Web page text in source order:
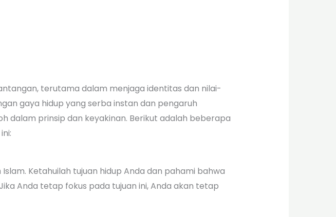
terutama dalam menjaga identitas dan nilai-
gaya hidup yang serba instan dan pengaruh
dalam prinsip dan keyakinan. Berikut adalah beberapa
Ketahuilah tujuan hidup Anda dan pahami bahwa
Anda tetap fokus pada tujuan ini, Anda akan tetap